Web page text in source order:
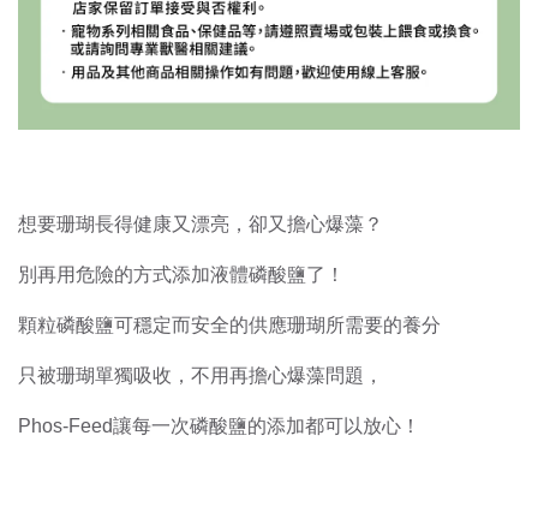
想要珊瑚長得健康又漂亮，卻又擔心爆藻？
別再用危險的方式添加液體磷酸鹽了！
顆粒磷酸鹽可穩定而安全的供應珊瑚所需要的養分
只被珊瑚單獨吸收，不用再擔心爆藻問題，
Phos-Feed讓每一次磷酸鹽的添加都可以放心！